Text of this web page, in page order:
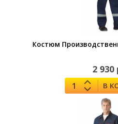
Костюм
2 930
В